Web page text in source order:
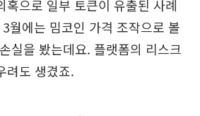
혹으로 일부 토큰이 유출된 사례
월에는 밈코인 가격 조작으로 볼
실을 봤는데요. 플랫폼의 리스크
려도 생겼죠.